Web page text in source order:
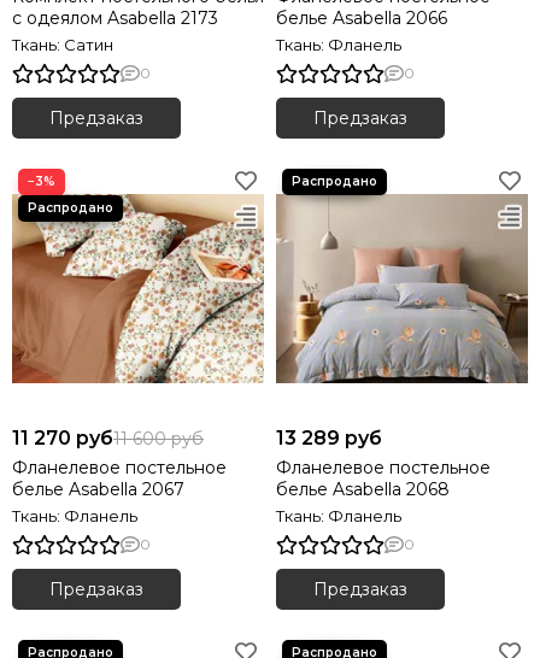
с одеялом Asabella 2173
Ткань: Сатин
0
Предзаказ
белье Asabella 2066
Ткань: Фланель
0
Предзаказ
−3%
11 270 руб11 600 руб
Фланелевое постельное
белье Asabella 2067
Ткань: Фланель
0
Предзаказ
13 289 руб
Фланелевое постельное
белье Asabella 2068
Ткань: Фланель
0
Предзаказ